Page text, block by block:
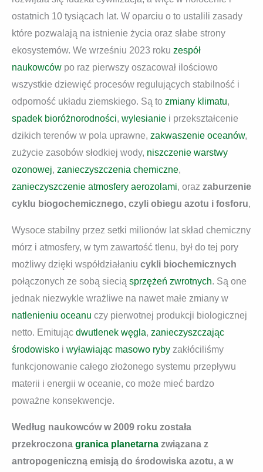
ostatnich 10 tysiącach lat. W oparciu o to ustalili zasady
które pozwalają na istnienie życia oraz słabe strony
ekosystemów. We wrześniu 2023 roku zespół
naukowców po raz pierwszy oszacował ilościowo
wszystkie dziewięć procesów regulujących stabilność i
odporność układu ziemskiego. Są to zmiany klimatu,
spadek bioróżnorodności, wylesianie i przekształcenie
dzikich terenów w pola uprawne, zakwaszenie oceanów,
zużycie zasobów słodkiej wody, niszczenie warstwy
ozonowej, zanieczyszczenia chemiczne,
zanieczyszczenie atmosfery aerozolami, oraz zaburzenie
cyklu biogochemicznego, czyli obiegu azotu i fosforu,
Wysoce stabilny przez setki milionów lat skład chemiczny
mórz i atmosfery, w tym zawartość tlenu, był do tej pory
możliwy dzięki współdziałaniu cykli biochemicznych
połączonych ze sobą siecią sprzężeń zwrotnych. Są one
jednak niezwykle wrażliwe na nawet małe zmiany w
natlenieniu oceanu czy pierwotnej produkcji biologicznej
netto. Emitując dwutlenek węgla, zanieczyszczając
środowisko i wyławiając masowo ryby zakłóciliśmy
funkcjonowanie całego złożonego systemu przepływu
materii i energii w oceanie, co może mieć bardzo
poważne konsekwencje.
Według naukowców w 2009 roku została
przekroczona granica planetarna związana z
antropogeniczną emisją do środowiska azotu, a w